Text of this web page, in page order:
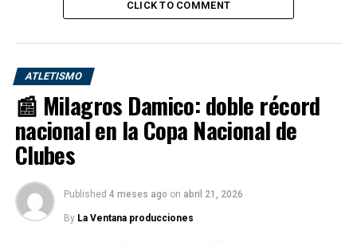
que nos regaló una carrera
épica, derrotando a Kishane
Thompson POR CINCO
MILÉSIMAS DE SEGUNDO.
🏃🏽‍♂️🔥
Historia pura en el Stade de
France🔝
pic.twitter.com/kmXHtrYxrF
CLICK TO COMMENT
ATLETISMO
📰 Milagros Damico: doble récord
nacional en la Copa Nacional de
Clubes
Published 4 meses ago on abril 21, 2026
By La Ventana producciones